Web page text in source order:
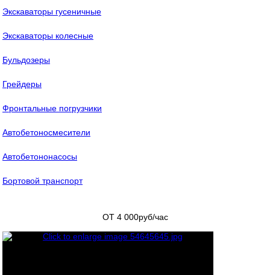
Экскаваторы гусеничные
Экскаваторы колесные
Бульдозеры
Грейдеры
Фронтальные погрузчики
Автобетоносмесители
Автобетононасосы
Бортовой транспорт
ОТ 4 000руб/час